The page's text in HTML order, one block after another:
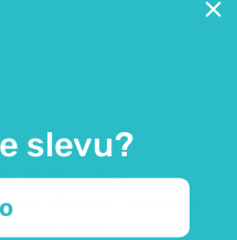
Septonajsou
se skládají z
slevu?